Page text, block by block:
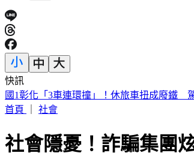
快訊
兩個月前才訪問！天下創辦人高希均辭世
首頁
社會
社會隱憂！詐騙集團